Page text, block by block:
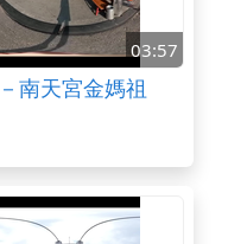
03:57
南天宮金媽祖